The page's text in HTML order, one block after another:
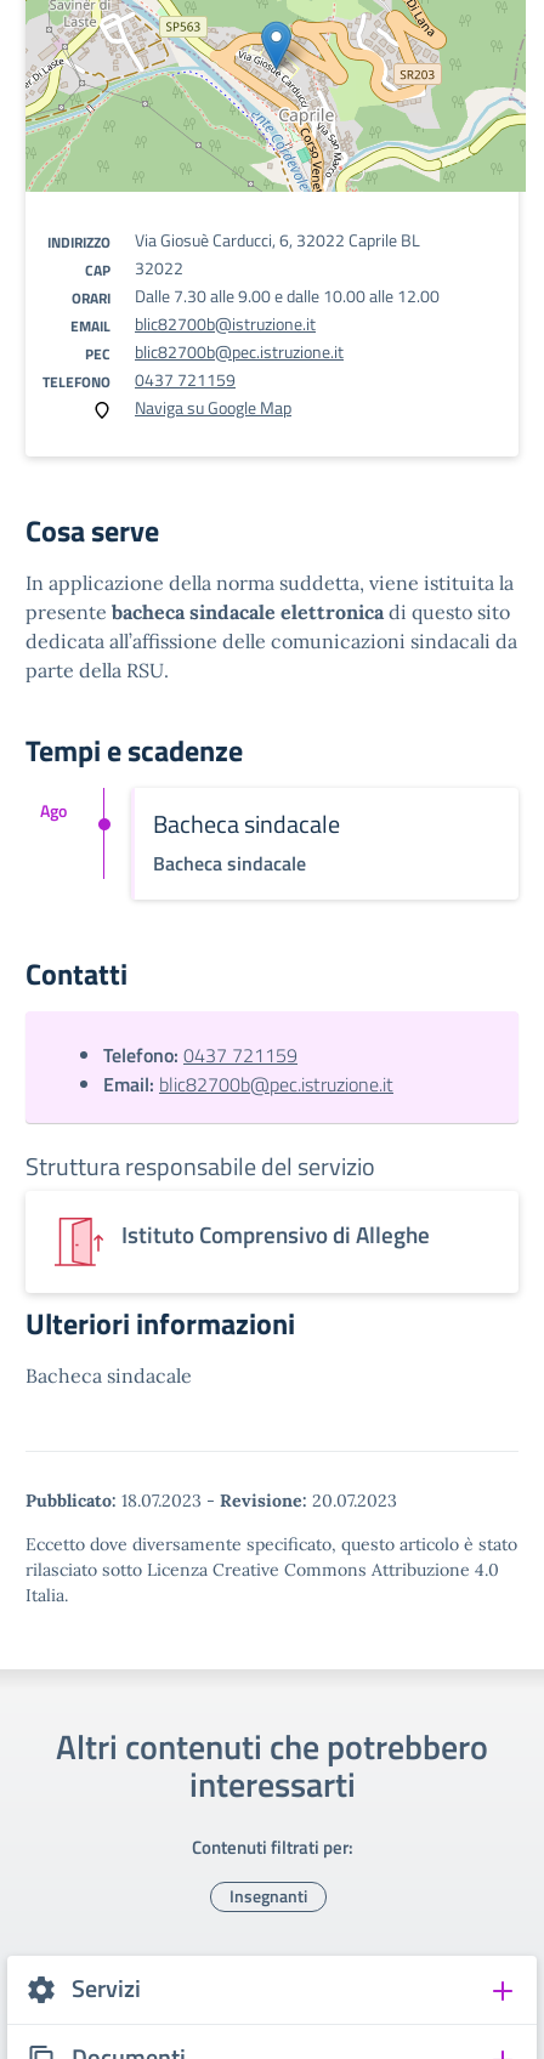
INDIRIZZO Via Giosuè Carducci, 6, 32022 Caprile BL
CAP 32022
ORARI Dalle 7.30 alle 9.00 e dalle 10.00 alle 12.00
EMAIL blic82700b@istruzione.it
PEC blic82700b@pec.istruzione.it
TELEFONO
0437 721159
Naviga su Google Map
Cosa serve
In applicazione della norma suddetta, viene istituita la
presente bacheca sindacale elettronicadi questo sito
dedicata all’affissione delle comunicazioni sindacali da
parte della RSU.
Tempi e scadenze
Bacheca sindacale
Bacheca sindacale
Ago
Contatti
Telefono: 0437 721159
Email: blic82700b@pec.istruzione.it
Struttura responsabile del servizio
Istituto Comprensivo di Alleghe
Ulteriori informazioni
Bacheca sindacale
Pubblicato: 18.07.2023 - Revisione: 20.07.2023
Eccetto dove diversamente specificato, questo articolo è stato
rilasciato sotto Licenza Creative Commons Attribuzione 4.0
Italia.
Altri contenuti che potrebbero
interessarti
Contenuti filtrati per:
Insegnanti
Servizi